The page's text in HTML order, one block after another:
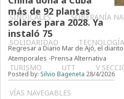
SINDICALES SOBERANÍA
SOLIDARIDAD TECNOLOGÍA
TURISMO UTT V
VÍAS NAVEGABLES
más de 92 plantas
solares para 2028. Ya
instaló 75
Regresar a Diario Mar de Ajó, el
Atemporales -Prensa Alternativa
Posted by: Silvio Bageneta 28/4/2026